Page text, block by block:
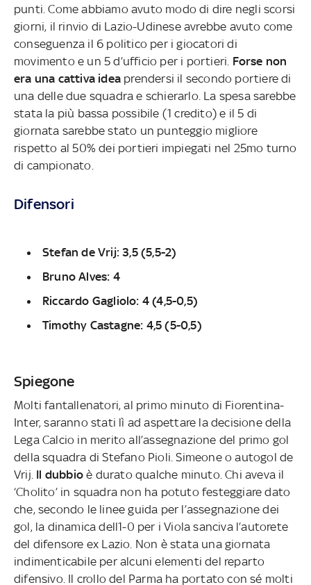
punti. Come abbiamo avuto modo di dire negli scorsi
giorni, il rinvio di Lazio-Udinese avrebbe avuto come
conseguenza il 6 politico per i giocatori di
movimento e un 5 d’ufficio per i portieri. Forse non
era una cattiva idea prendersi il secondo portiere di
una delle due squadra e schierarlo. La spesa sarebbe
stata la più bassa possibile (1 credito) e il 5 di
giornata sarebbe stato un punteggio migliore
rispetto al 50% dei portieri impiegati nel 25mo turno
di campionato.
Difensori
Stefan de Vrij: 3,5 (5,5-2)
Bruno Alves: 4
Riccardo Gagliolo: 4 (4,5-0,5)
Timothy Castagne: 4,5 (5-0,5)
Spiegone
Molti fantallenatori, al primo minuto di Fiorentina-
Inter, saranno stati lì ad aspettare la decisione della
Lega Calcio in merito all’assegnazione del primo gol
della squadra di Stefano Pioli. Simeone o autogol de
Vrij. Il dubbio è durato qualche minuto. Chi aveva il
‘Cholito’ in squadra non ha potuto festeggiare dato
che, secondo le linee guida per l’assegnazione dei
gol, la dinamica dell1-0 per i Viola sanciva l’autorete
del difensore ex Lazio. Non è stata una giornata
indimenticabile per alcuni elementi del reparto
difensivo. Il crollo del Parma ha portato con sé molti